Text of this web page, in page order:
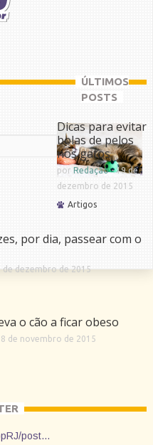
ÚLTIMOS
POSTS
Dicas para evitar
bolas de pelos
nos gatos
por Redação-19 de
dezembro de 2015
Artigos
por dia, passear com o
de dezembro de 2015
o cão a ficar obeso
de novembro de 2015
post…